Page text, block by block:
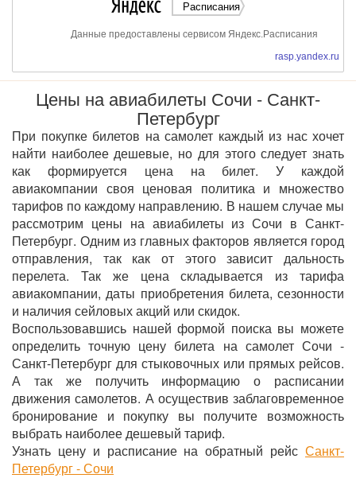
Расписания
Данные предоставлены сервисом Яндекс.Расписания
rasp.yandex.ru
Цены на авиабилеты Сочи - Санкт-
Петербург
При покупке билетов на самолет каждый из нас хочет
найти наиболее дешевые, но для этого следует знать
как формируется цена на билет. У каждой
авиакомпании своя ценовая политика и множество
тарифов по каждому направлению. В нашем случае мы
рассмотрим цены на авиабилеты из Сочи в Санкт-
Петербург. Одним из главных факторов является город
отправления, так как от этого зависит дальность
перелета. Так же цена складывается из тарифа
авиакомпании, даты приобретения билета, сезонности
и наличия сейловых акций или скидок.
Воспользовавшись нашей формой поиска вы можете
определить точную цену билета на самолет Сочи -
Санкт-Петербург для стыковочных или прямых рейсов.
А так же получить информацию о расписании
движения самолетов. А осуществив заблаговременное
бронирование и покупку вы получите возможность
выбрать наиболее дешевый тариф.
Узнать цену и расписание на обратный рейс Санкт-
Петербург - Сочи